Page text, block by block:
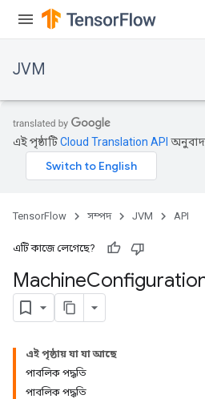
JVM
এই পৃষ্ঠাটিCloud Translation API অনুবাদ
TensorFlow সম্পদ JVM API
এটি কাজে লেগেছে?
Machine
এই পৃষ্ঠায় যা যা আছে
পাবলিক পদ্ধতি
পাবলিক পদ্ধতি